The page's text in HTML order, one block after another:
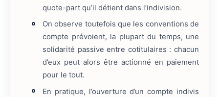
quote-part qu’il détient dans l’indivision.
On observe toutefois que les conventions de
compte prévoient, la plupart du temps, une
solidarité passive entre cotitulaires : chacun
d’eux peut alors être actionné en paiement
pour le tout.
En pratique, l’ouverture d’un compte indivis